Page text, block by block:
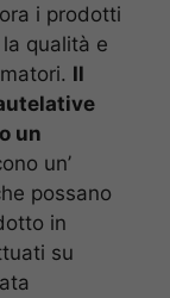
i prodotti
qualità e
Il
un
un’
possano
in
su